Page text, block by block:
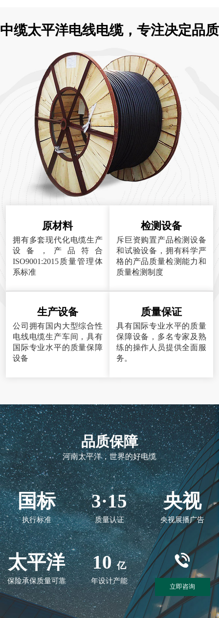
中缆太平洋电线电缆，专注决定品质
原材料
拥有多套现代化电缆生产
设备，产品符合
ISO9001:2015质量管理体
系标准
检测设备
斥巨资购置产品检测设备
和试验设备，拥有科学严
格的产品质量检测能力和
质量检测制度
生产设备
公司拥有国内大型综合性
电线电缆生产车间，具有
国际专业水平的质量保障
设备
质量保证
具有国际专业水平的质量
保障设备，多名专家及熟
练的操作人员提供全面服
务。
品质保障
河南太平洋，世界的好电缆
国标
执行标准
3·15
质量认证
央视
央视展播广告
太平洋
保险承保质量可靠
10 亿
年设计产能
立即咨询